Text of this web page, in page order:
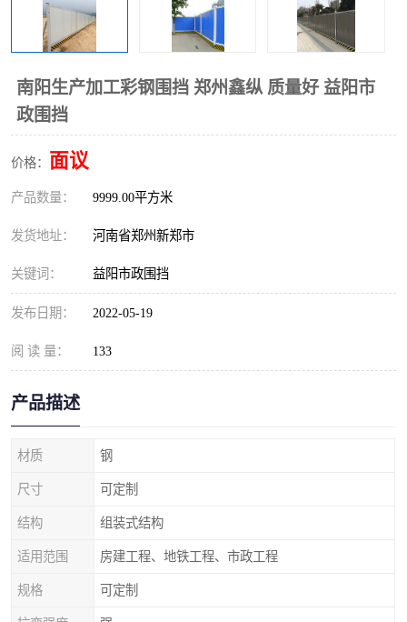
南阳生产加工彩钢围挡 郑州鑫纵 质量好 益阳市
政围挡
价格： 面议
产品数量： 9999.00平方米
发货地址： 河南省郑州新郑市
关键词： 益阳市政围挡
发布日期： 2022-05-19
阅 读 量： 133
产品描述
材质 钢
尺寸 可定制
结构 组装式结构
适用范围 房建工程、地铁工程、市政工程
规格 可定制